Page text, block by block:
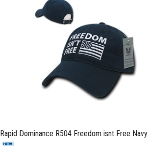
Rapid Dominance R504 Freedom isnt Free Navy